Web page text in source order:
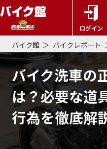
ログイン
バイク館 バイクレポート
バイク洗車の
は？必要な道
行為を徹底解